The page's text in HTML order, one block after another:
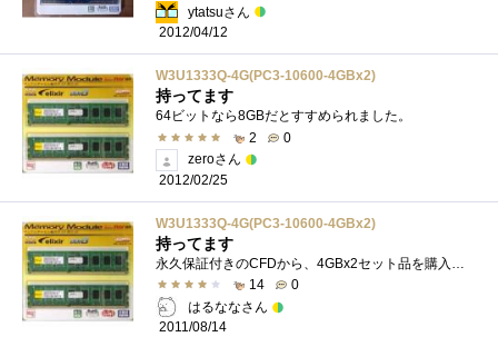
ytatsuさん
2012/04/12
W3U1333Q-4G(PC3-10600-4GBx2)
持ってます
64ビットなら8GBだとすすめられました。
2
0
zeroさん
2012/02/25
W3U1333Q-4G(PC3-10600-4GBx2)
持ってます
14
0
はるななさん
2011/08/14